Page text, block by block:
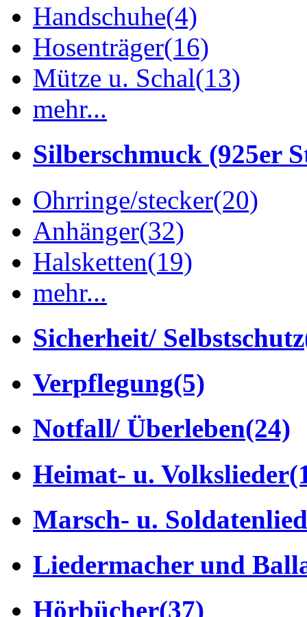
Handschuhe(4)
Hosenträger(16)
Mütze u. Schal(13)
mehr...
Silberschmuck (925er
Ohrringe/stecker(20)
Anhänger(32)
Halsketten(19)
mehr...
Sicherheit/ Selbstschutz
Verpflegung(5)
Notfall/ Überleben(24)
Heimat- u. Volkslieder
Marsch- u.
Liedermacher und
Hörbücher(37)